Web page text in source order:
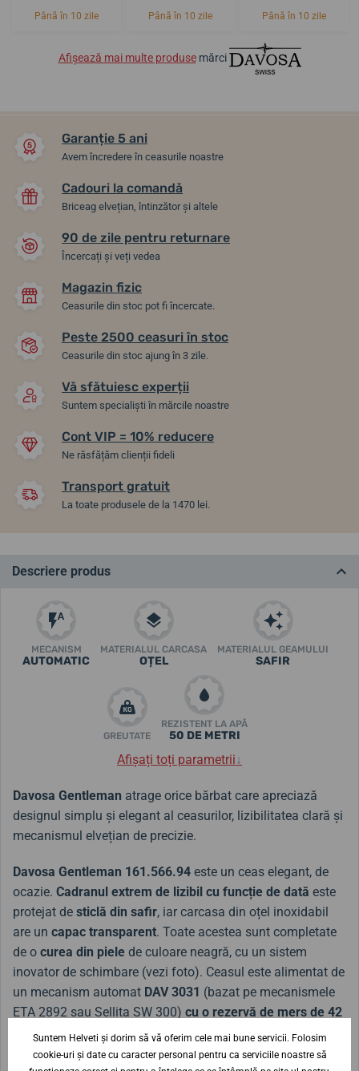
Până în 10 zile Până în 10 zile Până în 10 zile
Afișează mai multe produsemărci
Garanție 5 ani
Avem încredere în ceasurile noastre
Cadouri la comandă
Briceag elvețian, întinzător și altele
90 de zile pentru returnare
Încercați și veți vedea
Magazin fizic
Ceasurile din stoc pot fi încercate.
Peste 2500 ceasuri în stoc
Ceasurile din stoc ajung în 3 zile.
Vă sfătuiesc experții
Suntem specialiști în mărcile noastre
Cont VIP = 10% reducere
Ne răsfățăm clienții fideli
Transport gratuit
La toate produsele de la 1470 lei.
Descriere produs
MECANISM
AUTOMATIC
MATERIALUL CARCASA
OȚEL
MATERIALUL GEAMULUI
SAFIR
GREUTATE
REZISTENT LA APĂ
50 DE METRI
Afișați toți parametrii↓
Davosa Gentleman atrage orice bărbat care apreciază
designul simplu și elegant al ceasurilor, lizibilitatea clară și
mecanismul elvețian de precizie.
Davosa Gentleman 161.566.94 este un ceas elegant, de
ocazie. Cadranul extrem de lizibil cu funcție de dată este
protejat de sticlă din safir, iar carcasa din oțel inoxidabil
are un capac transparent. Toate acestea sunt completate
de o curea din piele de culoare neagră, cu un sistem
inovator de schimbare (vezi foto). Ceasul este alimentat de
un mecanism automat DAV 3031 (bazat pe mecanismele
ETA 2892 sau Sellita SW 300) cu o rezervă de mers de 42
de ore . Ceasul are o rezistență la apă de 5 ATM.
Suntem Helveti și dorim să vă oferim cele mai bune servicii. Folosim
cookie-uri și date cu caracter personal pentru ca serviciile noastre să